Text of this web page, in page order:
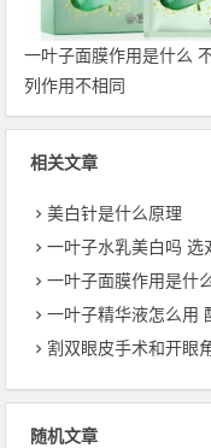
一叶子面膜作用是什么
列作用不相同
相关文章
美白针是什么原理
一叶子水乳美白吗 选
一叶子面膜作用是什
一叶子精华液怎么用
割双眼皮手术和开眼
随机文章